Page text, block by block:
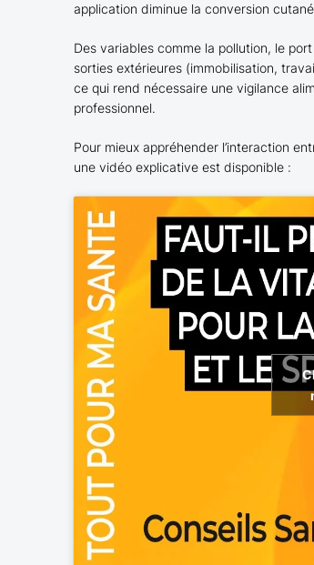
application diminue la conversion
Des variables comme la pollution, le
sorties extérieures (immobilisation,
ce qui rend nécessaire une vigilance
professionnel.
Pour mieux appréhender l’interaction
une vidéo explicative est disponible :